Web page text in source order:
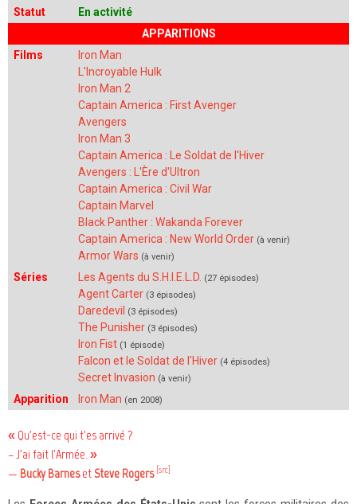
Erik Stevens
Frank Castle
Billy Russo†
John McGinnis
Will Daniels†
Ray Schoonover
Morty Bennett†
Evans†
Lucas†
Curtis Hoyle
Glenn Talbot†
Hale†
Mary Walker
Benjamin Poindexter
KM†
Marlena Olin †
Jake Nelson
Holo
Makani
Pablo
Lucky†
Statut
En activité
APPARITIONS
Films
Iron Man
L'Incroyable Hulk
Iron Man 2
Captain America : First Avenger
Avengers
Iron Man 3
Captain America : Le Soldat de l'Hiver
Avengers : L'Ère d'Ultron
Captain America : Civil War
Captain Marvel
Black Panther : Wakanda Forever
Captain America : New World Order (à venir)
Armor Wars (à venir)
Séries Les Agents du S.H.I.E.L.D. (27 épisodes)
Agent Carter (3 épisodes)
Daredevil (3 épisodes)
The Punisher (3 épisodes)
Iron Fist (1 épisode)
Falcon et le Soldat de l'Hiver (4 épisodes)
Secret Invasion (à venir)
Apparition Iron Man (en 2008)
« Qu'est-ce qui t'es arrivé ?
– J'ai fait l'Armée. »
— Bucky Barneset Steve Rogers [src]